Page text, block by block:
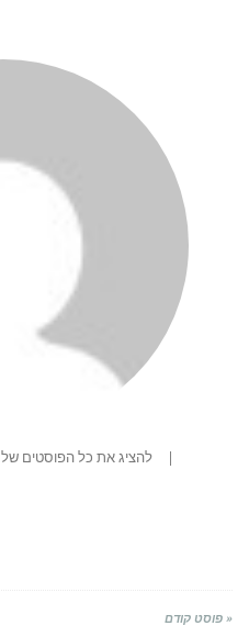
להציג את כל הפוסטים של DESIGN
« פוסט קודם